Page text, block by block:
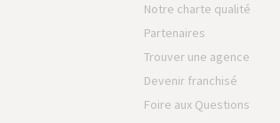
Notre charte qualité
Partenaires
Trouver une agence
Devenir franchisé
Foire aux Questions